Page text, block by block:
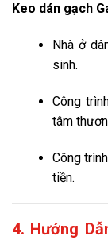
Keo dán gạch
Nhà ở
sinh.
Công
tâm
Công
tiền.
4. Hướng